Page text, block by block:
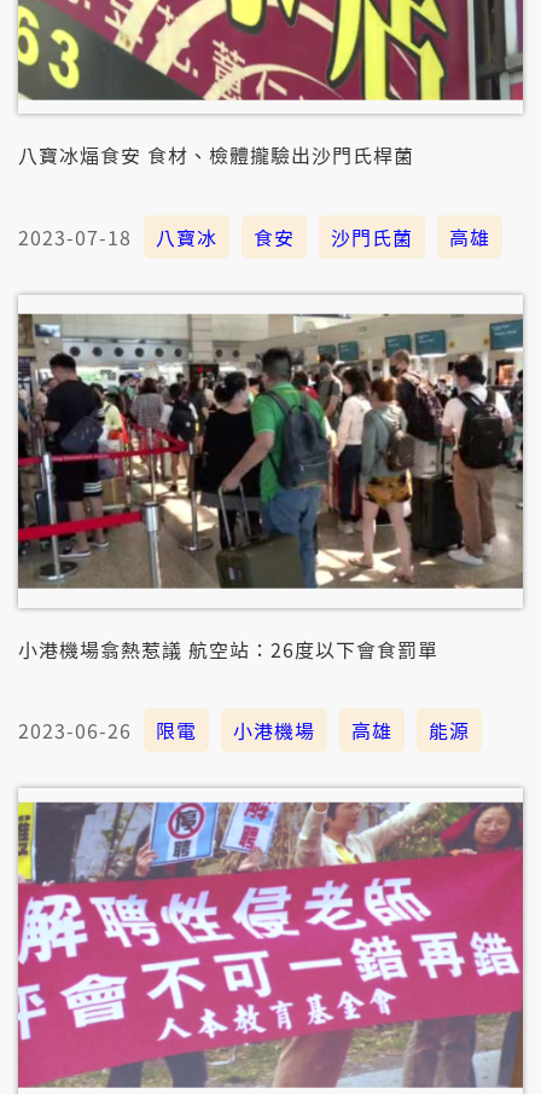
八寶冰煏食安 食材、檢體攏驗出沙門氏桿菌
2023-07-18 八寶冰 食安 沙門氏菌 高雄
小港機場翕熱惹議 航空站：26度以下會食罰單
2023-06-26 限電 小港機場 高雄 能源